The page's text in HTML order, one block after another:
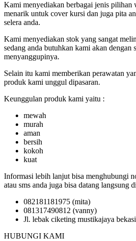
Kami menyediakan berbagai jenis pilihan
menarik untuk cover kursi dan juga pita
selera anda.
Kami menyediakan stok yang sangat
sedang anda butuhkan kami akan dengan
menyanggupinya.
Selain itu kami memberikan perawatan
produk kami unggul dipasaran.
Keunggulan produk kami yaitu :
mewah
murah
aman
bersih
kokoh
kuat
Informasi lebih lanjut bisa menghubungi
atau sms anda juga bisa datang langsung
082181181975 (mita)
081317490812 (vanny)
Jl. lebak ciketing mustikajaya bekasi
HUBUNGI KAMI